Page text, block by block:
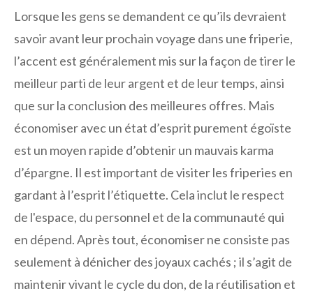
Lorsque les gens se demandent ce qu’ils devraient
savoir avant leur prochain voyage dans une friperie,
l’accent est généralement mis sur la façon de tirer le
meilleur parti de leur argent et de leur temps, ainsi
que sur la conclusion des meilleures offres. Mais
économiser avec un état d’esprit purement égoïste
est un moyen rapide d’obtenir un mauvais karma
d’épargne. Il est important de visiter les friperies en
gardant à l’esprit l’étiquette. Cela inclut le respect
de l'espace, du personnel et de la communauté qui
en dépend. Après tout, économiser ne consiste pas
seulement à dénicher des joyaux cachés ; il s’agit de
maintenir vivant le cycle du don, de la réutilisation et